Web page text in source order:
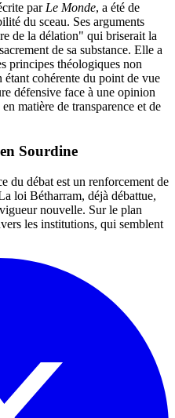
par Le Monde, a été de
du sceau. Ses arguments
de la délation" qui briserait la
de sa substance. Elle a
principes théologiques non
cohérente du point de vue
défensive face à une opinion
matière de transparence et de
Sourdine
du débat est un renforcement de
loi Bétharram, déjà débattue,
nouvelle. Sur le plan
les institutions, qui semblent